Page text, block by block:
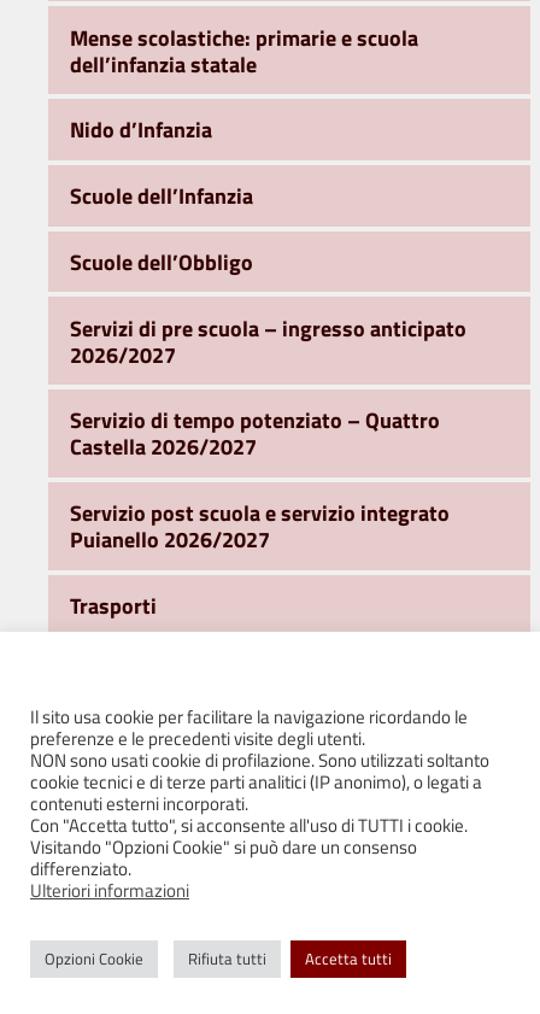
Mense scolastiche: primarie e scuola
dell’infanzia statale
Nido d’Infanzia
Scuole dell’Infanzia
Scuole dell’Obbligo
Servizi di pre scuola – ingresso anticipato
2026/2027
Servizio di tempo potenziato – Quattro
Castella 2026/2027
Servizio post scuola e servizio integrato
Puianello 2026/2027
Trasporti
Ufficio Turismo e Promozione del Territorio
Area Sociale
Ufficio Stampa e Comunicazione
WiFi Free e Servizi on line
Il sito usa cookie per facilitare la navigazione ricordando le
preferenze e le precedenti visite degli utenti.
NON sono usati cookie di profilazione. Sono utilizzati soltanto
cookie tecnici e di terze parti analitici (IP anonimo), o legati a
contenuti esterni incorporati.
Con "Accetta tutto", si acconsente all'uso di TUTTI i cookie.
Visitando "Opzioni Cookie" si può dare un consenso
differenziato.
Ulteriori informazioni
Opzioni Cookie Rifiuta tutti Accetta tutti